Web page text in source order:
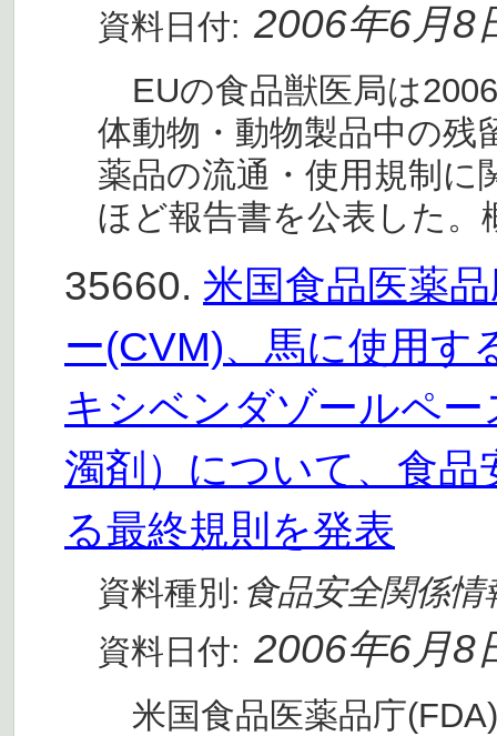
資料日付: 2006年6月8
EUの食品獣医局は
体動物・動物製品中の残
薬品の流通・使用規制に
ほど報告書を公表した
35660. 米国食品医薬
ー(CVM)、馬に使用す
キシベンダゾールペ
濁剤）について、食
る最終規則を発表
資料種別: 食品安全関係情
資料日付: 2006年6月8
米国食品医薬品庁